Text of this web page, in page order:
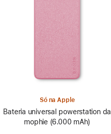
Só na Apple
Bateria universal powerstation da
mophie (6.000 mAh)